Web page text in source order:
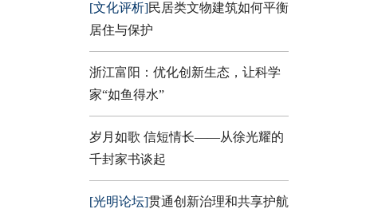
[文化评析]民居类文物建筑如何平衡
居住与保护
浙江富阳：优化创新生态，让科学
家“如鱼得水”
岁月如歌 信短情长——从徐光耀的
千封家书谈起
[光明论坛]贯通创新治理和共享护航